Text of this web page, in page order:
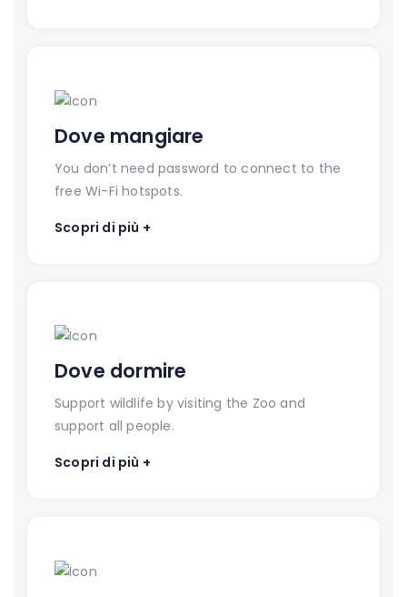
Dove mangiare
You don’t need password to connect to the
free Wi-Fi hotspots.
Scopri di più +
Dove dormire
Support wildlife by visiting the Zoo and
support all people.
Scopri di più +